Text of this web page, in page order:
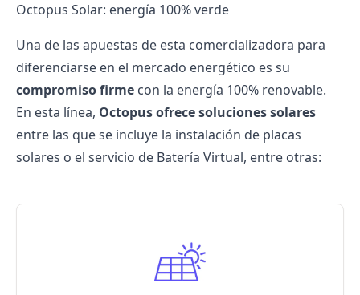
Octopus Solar: energía 100% verde
Una de las apuestas de esta comercializadora para
diferenciarse en el mercado energético es su
compromiso firme con la energía 100% renovable.
En esta línea, Octopus ofrece soluciones solares
entre las que se incluye la instalación de placas
solares o el servicio de Batería Virtual, entre otras: